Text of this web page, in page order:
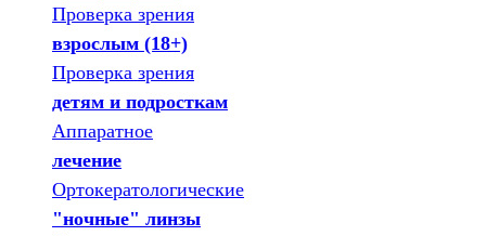
Проверка зрения
взрослым (18+)
Проверка зрения
детям и подросткам
Аппаратное
лечение
Ортокератологические
"ночные" линзы